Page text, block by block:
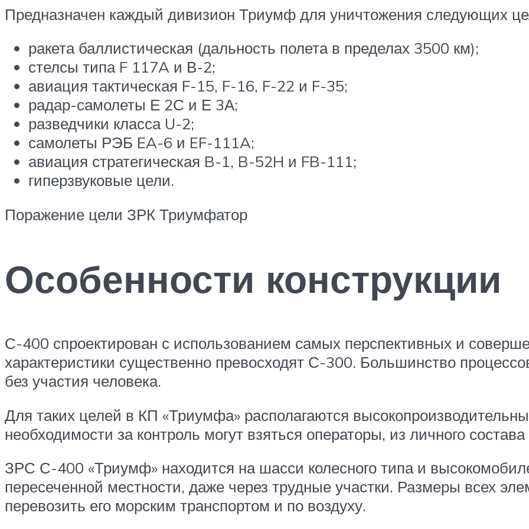
Предназначен каждый дивизион Триумф для уничтожения следующих
ракета баллистическая (дальность полета в пределах 3500 км);
стелсы типа F 117A и В-2;
авиация тактическая F-15, F-16, F-22 и F-35;
радар-самолеты Е 2С и Е 3А;
разведчики класса U-2;
самолеты РЭБ EA-6 и EF-111A;
авиация стратегическая B-1, B-52H и FB-111;
гиперзвуковые цели.
Поражение цели ЗРК Триумфатор
Особенности конструкции
С-400 спроектирован с использованием самых перспективных и
характеристики существенно превосходят С-300. Большинство
без участия человека.
Для таких целей в КП «Триумфа» располагаются
необходимости за контроль могут взяться операторы, из личного
ЗРС С-400 «Триумф» находится на шасси колесного типа и
пересеченной местности, даже через трудные участки. Размеры всех
перевозить его морским транспортом и по воздуху.